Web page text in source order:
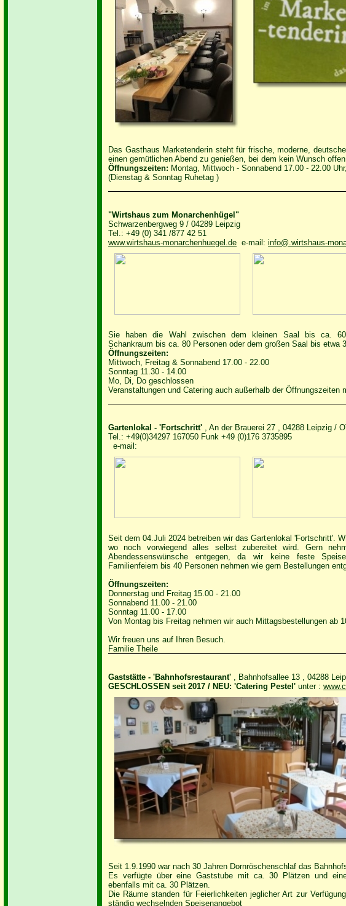
Das Gasthaus Marketenderin steht für frische, moderne,
einen gemütlichen Abend zu genießen, bei dem kein Wunsch
Öffnungszeiten: Montag, Mittwoch - Sonnabend 17.00 - 22.00 Uhr,
(Dienstag & Sonntag Ruhetag )
"Wirtshaus zum Monarchenhügel"
Schwarzenbergweg 9 / 04289 Leipzig
Tel.: +49 (0) 341 /877 42 51
www.wirtshaus-monarchenhuegel.de e-mail: info@.wirtshaus-
Sie haben die Wahl zwischen dem kleinen Saal bis ca.
Schankraum bis ca. 80 Personen oder dem großen Saal bis etwa
Öffnungszeiten:
Mittwoch, Freitag & Sonnabend 17.00 - 22.00
Sonntag 11.30 - 14.00
Mo, Di, Do geschlossen
Veranstaltungen und Catering auch außerhalb der Öffnungszeiten
Gartenlokal - 'Fortschritt' , An der Brauerei 27 , 04288 Leipzig /
Tel.: +49(0)34297 167050 Funk +49 (0)176 3735895
e-mail:
Seit dem 04.Juli 2024 betreiben wir das Gartenlokal 'Fortschritt'.
wo noch vorwiegend alles selbst zubereitet wird. Gern
Abendessenswünsche entgegen, da wir keine feste
Familienfeiern bis 40 Personen nehmen wie gern Bestellungen
Öffnungszeiten:
Donnerstag und Freitag 15.00 - 21.00
Sonnabend 11.00 - 21.00
Sonntag 11.00 - 17.00
Von Montag bis Freitag nehmen wir auch Mittagsbestellungen ab
Wir freuen uns auf Ihren Besuch.
Familie Theile
Gaststätte - 'Bahnhofsrestaurant' , Bahnhofsallee 13 , 04288
GESCHLOSSEN seit 2017 / NEU: 'Catering Pestel' unter :
Seit 1.9.1990 war nach 30 Jahren Dornröschenschlaf das
Es verfügte über eine Gaststube mit ca. 30 Plätzen und
ebenfalls mit ca. 30 Plätzen.
Die Räume standen für Feierlichkeiten jeglicher Art zur
ständig wechselnden Speisenangebot